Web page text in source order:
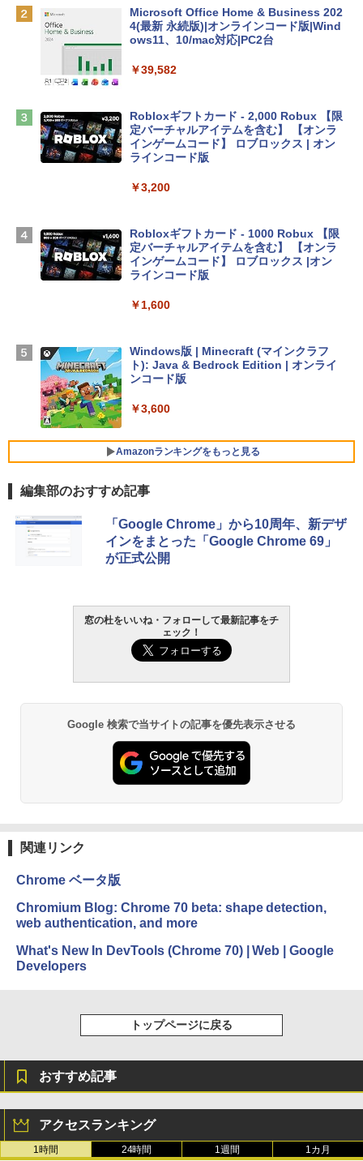
￥162,598
ンケース Dell NEC Lavie ASUS HP dyna
￥2,952
Apple 2026 MacBook Air M5チップ搭載
igence、13.6インチLiquid Retinaディ
ラ、Touch ID - ミッドナイト + 3年延長
AppleCare+ for 13インチMacBook Air
(M5)|ダウンロード版
￥347,600
ン 15-fd 15.6インチ 16GBメモリ 512GB
SSD インテル Core 5
￥129,800
ersonal/Copilotキー搭載/Win 11/15.6型/
Core i5/16GB/SSD 512GB/ホワイト) FM
Microsoft Office Home & Business 202
4(最新 永続版)|オンラインコード版|Wind
ows11、10/mac対応|PC2台
￥39,582
Robloxギフトカード - 2,000 Robux 【限
定バーチャルアイテムを含む】 【オンラ
インゲームコード】 ロブロックス | オン
ラインコード版
￥3,200
Robloxギフトカード - 1000 Robux 【限
定バーチャルアイテムを含む】 【オンラ
インゲームコード】 ロブロックス |オン
ラインコード版
￥1,600
Windows版 | Minecraft (マインクラフ
ト): Java & Bedrock Edition | オンライ
ンコード版
￥3,600
Amazonランキングをもっと見る
生成AIパスポート公式テキスト 第４版
￥1,766
AIイラスト表現辞典: 思い通りの絵を引き
出す プロンプトの言葉 AI画像生成シリー
ズ (はぴーイラストLabo)
ClaudeCode いちばんやさしい 教科書:
非エンジニア 初心者 素人 でも安心 使い
方 マニュアル AI副業にもコンテンツ作成
にもKindle出版にも！ 非エンジニアのた
めのAIコーディング入門シリーズ
￥2,326
FM TOWNS ハイパー・カタログ: 本体ハ
￥1,600
Amazon Kindle Paperwhite (16GB) 7イ
ンチディスプレイ、色調調節ライト、12
週間持続バッテリー、広告なし、ブラッ
ク
Amazon Kindle - 目に優しい、かさばら
ない、大きな画面で読みやすい、6週間持
続バッテリー、6インチディスプレイ電子
￥19,980
Kindle Paperwhite シグニチャーエディ
ション (32GB) 7インチディスプレイ、明
ージ、防水、7インチカラーディスプレ
イ、色調調節ライト、最大8週間持続バッ
売)
New Amazon Kindle Scribe Colorsoft |
レージ、ノート機能搭載、明るさ自動調
編集部のおすすめ記事
「Google Chrome」から10周年、新デザ
インをまとった「Google Chrome 69」
が正式公開
窓の杜をいいね・フォローして最新記事をチ
ェック！
Google 検索で当サイトの記事を優先表示させる
関連リンク
Chrome ベータ版
Chromium Blog: Chrome 70 beta: shape detection,
web authentication, and more
What's New In DevTools (Chrome 70) | Web | Google
Developers
トップページに戻る
おすすめ記事
アクセスランキング
1時間 24時間 1週間 1カ月